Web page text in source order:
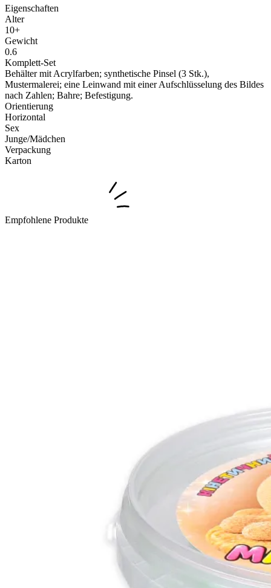
Eigenschaften
Alter
10+
Gewicht
0.6
Komplett-Set
Behälter mit Acrylfarben; synthetische Pinsel (3 Stk.),
Mustermalerei; eine Leinwand mit einer Aufschlüsselung des Bildes
nach Zahlen; Bahre; Befestigung.
Orientierung
Horizontal
Sex
Junge/Mädchen
Verpackung
Karton
Empfohlene Produkte